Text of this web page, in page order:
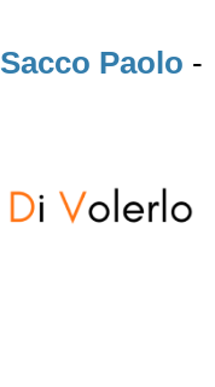
Sacco Paolo -